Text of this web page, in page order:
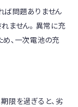
ば問題ありません
ません。 異常に充
、一次電池の充
限を過ぎると、劣